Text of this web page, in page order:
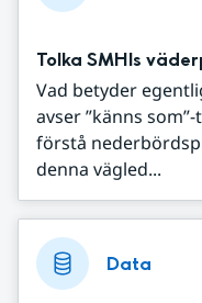
Tolka SMHIs
Vad betyder
avser ”känns
förstå
denna vägled...
Data